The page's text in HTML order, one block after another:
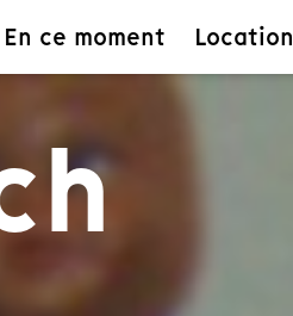
En ce moment Location